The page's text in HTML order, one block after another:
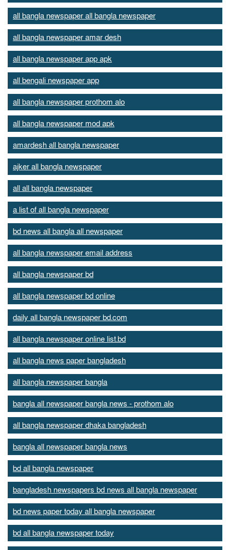
all bangla newspaper all bangla newspaper
all bangla newspaper amar desh
all bangla newspaper app apk
all bengali newspaper app
all bangla newspaper prothom alo
all bangla newspaper mod apk
amardesh all bangla newspaper
ajker all bangla newspaper
all all bangla newspaper
a list of all bangla newspaper
bd news all bangla all newspaper
all bangla newspaper email address
all bangla newspaper bd
all bangla newspaper bd online
daily all bangla newspaper bd.com
all bangla newspaper online list.bd
all bangla news paper bangladesh
all bangla newspaper bangla
bangla all newspaper bangla news - prothom alo
all bangla newspaper dhaka bangladesh
bangla all newspaper bangla news
bd all bangla newspaper
bangladesh newspapers bd news all bangla newspaper
bd news paper today all bangla newspaper
bd all bangla newspaper today